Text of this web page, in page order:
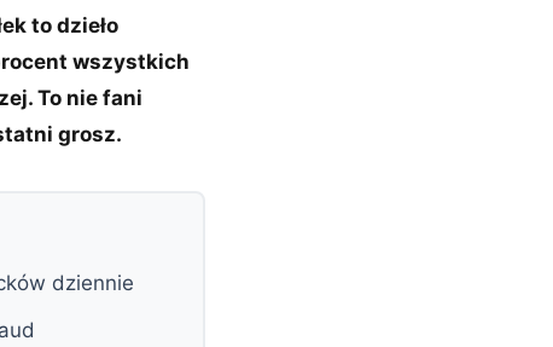
to dzieło
wszystkich
To nie fani
grosz.
dziennie